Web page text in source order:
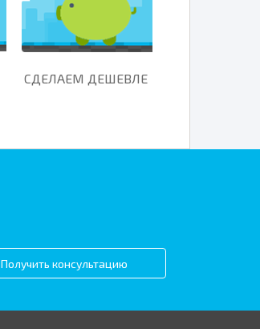
СДЕЛАЕМ ДЕШЕВЛЕ
Получить консультацию